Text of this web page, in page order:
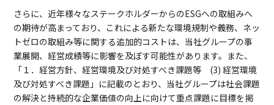
さらに、近年様々なステークホルダーからのESGへの取組みへ
の期待が高まっており、これによる新たな環境規制や義務、ネッ
トゼロの取組み等に関する追加的コストは、当社グループの事
業展開、経営成績等に影響を及ぼす可能性があります。また、
「１．経営方針、経営環境及び対処すべき課題等 (3) 経営環境
及び対処すべき課題」に記載のとおり、当社グループは社会課題
の解決と持続的な企業価値の向上に向けて重点課題に目標を掲